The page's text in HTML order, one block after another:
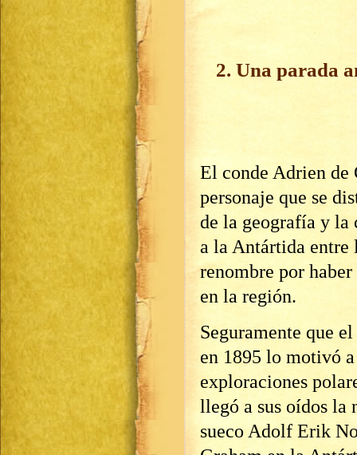
2. Una parada
El conde Adrien de
personaje que se
de la geografía y
a la Antártida entre
renombre por
en la región.
Seguramente que
en 1895 lo motivó
exploraciones
llegó a sus oídos la
sueco Adolf Erik